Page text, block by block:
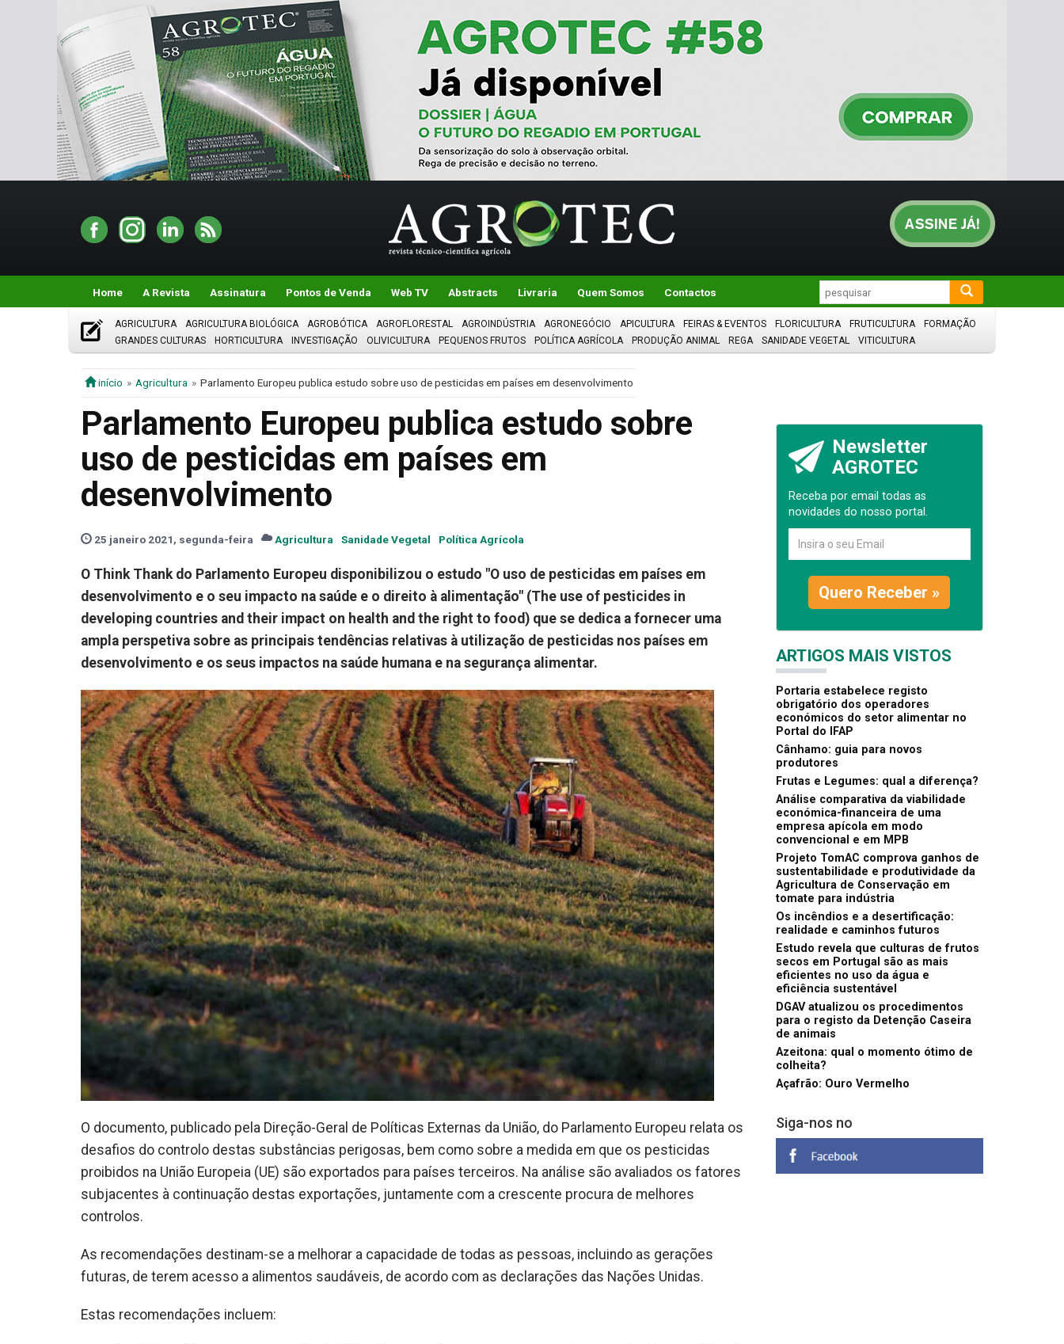
Home A Revista Assinatura Pontos de Venda Web TV Abstracts Livraria Quem Somos Contactos
AGRICULTURA AGRICULTURA BIOLÓGICA AGROBÓTICA AGROFLORESTAL AGROINDÚSTRIA AGRONEGÓCIO APICULTURA FEIRAS & EVENTOS FLORICULTURA FRUTICULTURA
FORMAÇÃO
GRANDES CULTURAS
HORTICULTURA INVESTIGAÇÃO OLIVICULTURA PEQUENOS FRUTOS POLÍTICA AGRÍCOLA PRODUÇÃO ANIMAL REGA SANIDADE VEGETAL VITICULTURA
início Agricultura Parlamento Europeu publica estudo sobre uso de pesticidas em países em desenvolvimento
Parlamento Europeu publica estudo sobre
uso de pesticidas em países em
desenvolvimento
25 janeiro 2021, segunda-feira Agricultura Sanidade Vegetal Política Agrícola
O Think Thank do Parlamento Europeu disponibilizou o estudo "O uso de pesticidas em países em
desenvolvimento e o seu impacto na saúde e o direito à alimentação" (The use of pesticides in
developing countries and their impact on health and the right to food) que se dedica a fornecer uma
ampla perspetiva sobre as principais tendências relativas à utilização de pesticidas nos países em
desenvolvimento e os seus impactos na saúde humana e na segurança alimentar.
O documento, publicado pela Direção-Geral de Políticas Externas da União, do Parlamento Europeu relata os
desafios do controlo destas substâncias perigosas, bem como sobre a medida em que os pesticidas
proibidos na União Europeia (UE) são exportados para países terceiros. Na análise são avaliados os fatores
subjacentes à continuação destas exportações, juntamente com a crescente procura de melhores
controlos.
As recomendações destinam-se a melhorar a capacidade de todas as pessoas, incluindo as gerações
futuras, de terem acesso a alimentos saudáveis, de acordo com as declarações das Nações Unidas.
Estas recomendações incluem:
Newsletter
AGROTEC
Receba por email todas as
novidades do nosso portal.
Quero Receber »
ARTIGOS MAIS VISTOS
Portaria estabelece registo
obrigatório dos operadores
económicos do setor alimentar no
Portal do IFAP
Cânhamo: guia para novos
produtores
Frutas e Legumes: qual a diferença?
Análise comparativa da viabilidade
económica-financeira de uma
empresa apícola em modo
convencional e em MPB
Projeto TomAC comprova ganhos de
sustentabilidade e produtividade da
Agricultura de Conservação em
tomate para indústria
Os incêndios e a desertificação:
realidade e caminhos futuros
Estudo revela que culturas de frutos
secos em Portugal são as mais
eficientes no uso da água e
eficiência sustentável
DGAV atualizou os procedimentos
para o registo da Detenção Caseira
de animais
Azeitona: qual o momento ótimo de
colheita?
Açafrão: Ouro Vermelho
Siga-nos no